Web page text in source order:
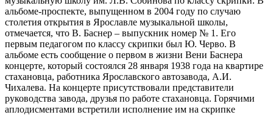
альбоме-проспекте, выпущенном в 2004 году по случаю
столетия открытия в Ярославле музыкальной школы,
отмечается, что В. Баснер – выпускник номер № 1. Его
первым педагогом по классу скрипки был Ю. Черво. В
альбоме есть сообщение о первом в жизни Вени Баснера
концерте, который состоялся 28 января 1938 года на квартире
стахановца, работника Ярославского автозавода, А.И.
Чихалева. На концерте присутствовали представители
руководства завода, друзья по работе стахановца. Горячими
аплодисментами встретили исполнение им на скрипке